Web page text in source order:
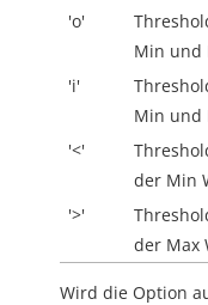
'o'
Min und
'i'
Min und
'<'
der Min
'>'
der Max
Wird die Option